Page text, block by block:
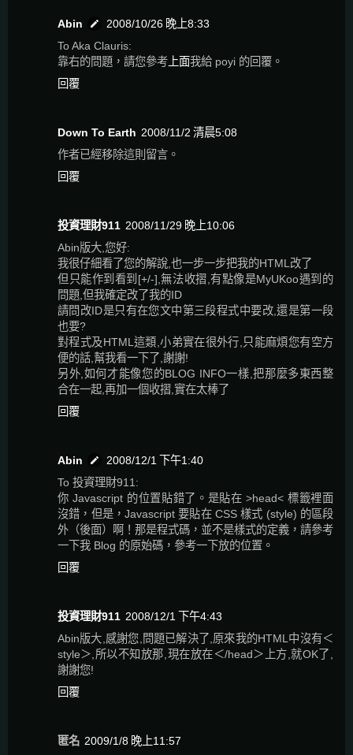
Abin
2008/10/26 晚上8:33
To Aka Clauris:
靠右的問題，請您參考 上面我給 poyi 的回覆。
回覆
Down To Earth 2008/11/2 清晨5:08
作者已經移除這則留言。
回覆
投資理財911 2008/11/29 晚上10:06
Abin版大,您好:
我很仔細看了您的解說,也一步一步把我的HTML改了
但只能作到看到[+/-],無法收摺,有點像是MyUKoo遇到的
問題,但我確定改了我的ID
請問改ID是只有在您文中第三段程式中要改,還是第一段
也要?
對程式及HTML這類,小弟實在很外行,只能麻煩您有空方
便的話,幫我看一下了,謝謝!
另外,如何才能像您的BLOG INFO一樣,把那麼多東西整
合在一起,再加一個收摺,實在太棒了
回覆
Abin
2008/12/1 下午1:40
To 投資理財911:
你 Javascript 的位置貼錯了。是貼在 >head< 標籤裡面
沒錯，但是，Javascript 要貼在 CSS 樣式 (style) 的區段
外（後面）啊！那是程式碼，並不是樣式的定義，請參考
一下我 Blog 的原始碼，參考一下放的位置。
回覆
投資理財911 2008/12/1 下午4:43
Abin版大,感謝您,問題已解決了,原來我的HTML中沒有＜
style＞,所以不知放那,現在放在＜/head＞上方,就OK了,
謝謝您!
回覆
匿名 2009/1/8 晚上11:57